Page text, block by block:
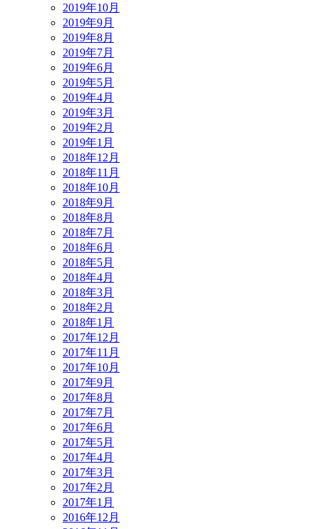
2019年10月
2019年9月
2019年8月
2019年7月
2019年6月
2019年5月
2019年4月
2019年3月
2019年2月
2019年1月
2018年12月
2018年11月
2018年10月
2018年9月
2018年8月
2018年7月
2018年6月
2018年5月
2018年4月
2018年3月
2018年2月
2018年1月
2017年12月
2017年11月
2017年10月
2017年9月
2017年8月
2017年7月
2017年6月
2017年5月
2017年4月
2017年3月
2017年2月
2017年1月
2016年12月